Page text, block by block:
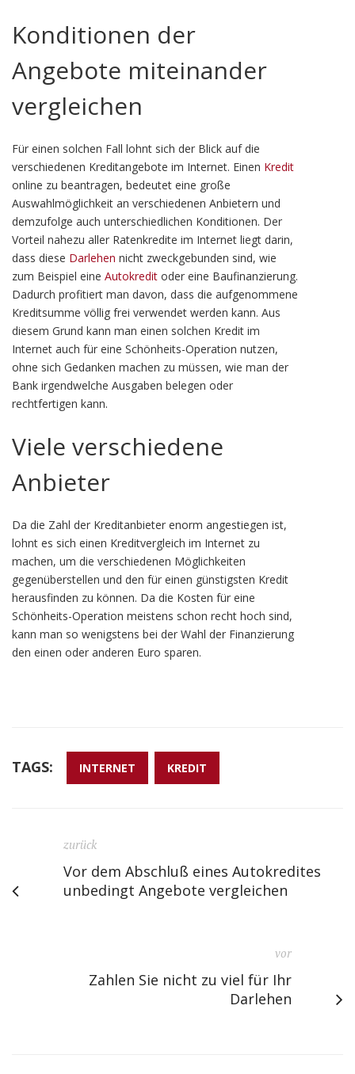
Konditionen der
Angebote miteinander
vergleichen
Für einen solchen Fall lohnt sich der Blick auf die
verschiedenen Kreditangebote im Internet. Einen Kredit
online zu beantragen, bedeutet eine große
Auswahlmöglichkeit an verschiedenen Anbietern und
demzufolge auch unterschiedlichen Konditionen. Der
Vorteil nahezu aller Ratenkredite im Internet liegt darin,
dass diese Darlehen nicht zweckgebunden sind, wie
zum Beispiel eine Autokredit oder eine Baufinanzierung.
Dadurch profitiert man davon, dass die aufgenommene
Kreditsumme völlig frei verwendet werden kann. Aus
diesem Grund kann man einen solchen Kredit im
Internet auch für eine Schönheits-Operation nutzen,
ohne sich Gedanken machen zu müssen, wie man der
Bank irgendwelche Ausgaben belegen oder
rechtfertigen kann.
Viele verschiedene
Anbieter
Da die Zahl der Kreditanbieter enorm angestiegen ist,
lohnt es sich einen Kreditvergleich im Internet zu
machen, um die verschiedenen Möglichkeiten
gegenüberstellen und den für einen günstigsten Kredit
herausfinden zu können. Da die Kosten für eine
Schönheits-Operation meistens schon recht hoch sind,
kann man so wenigstens bei der Wahl der Finanzierung
den einen oder anderen Euro sparen.
TAGS: INTERNET KREDIT
zurück
Vor dem Abschluß eines Autokredites
unbedingt Angebote vergleichen
vor
Zahlen Sie nicht zu viel für Ihr
Darlehen